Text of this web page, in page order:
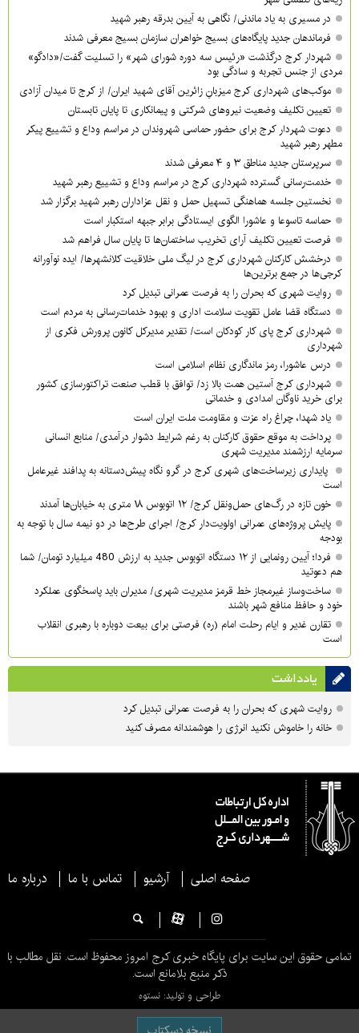
در مسیری به یاد ماندنی/ نگاهی به آیین بدرقه رهبر شهید
فرماندهان جدید پایگاه‌های بسیج خواهران سازمان بسیج معرفی شدند
شهردار کرج درگذشت «رئیس سه دوره شورای شهر» را تسلیت گفت/«دادگو»
مردی از جنس تجربه و سادگی بود
موکب‌های شهرداری کرج میزبانِ زائرین آقای شهید ایران/ از کرج تا میدان آزادی
تعیین تکلیف وضعیت نیروهای شرکتی و پیمانکاری تا پایان تابستان
دعوت شهردار کرج برای حضور حماسی شهروندان در مراسم وداع و تشییع پیکر
مطهر رهبر شهید
سرپرستان جدید مناطق ۳ و ۴ معرفی شدند
خدمت‌رسانی گسترده شهرداری کرج در مراسم وداع و تشییع رهبر شهید
نخستین جلسه هماهنگی تسهیل حمل و نقل عزاداران رهبر شهید برگزار شد
حماسه تاسوعا و عاشورا الگوی ایستادگی برابر جبهه استکبار است
فرصت تعیین تکلیف آرای تخریب ساختمان‌ها تا پایان سال فراهم شد
درخشش کارکنان شهرداری کرج در لیگ ملی خلاقیت کلانشهرها/ ایده نوآورانه
کرجی‌ها در جمع برترین‌ها
روایت شهری که بحران را به فرصت عمرانی تبدیل کرد
دستگاه قضا عامل تقویت سلامت اداری و بهبود خدمات‌رسانی به مردم است
شهرداری کرج پای کار کودکان است/ تقدیر مدیرکل کانون پرورش فکری از
شهرداری
درس عاشورا، رمز ماندگاری نظام اسلامی است
شهرداری کرج آستین همت بالا زد/ توافق با قطب صنعت تراکتورسازی کشور
برای خرید ناوگان امدادی و خدماتی
یاد شهدا، چراغ راه عزت و مقاومت ملت ایران است
پرداخت به موقع حقوق کارکنان به رغم شرایط دشوار درآمدی/ منابع انسانی
سرمایه ارزشمند مدیریت شهری
پایداری زیرساخت‌های شهری کرج در گرو نگاه پیش‌دستانه به پدافند غیرعامل
است
خون تازه در رگ‌های حمل‌ونقل کرج/ ۱۲ اتوبوس ۱۸ متری به خیابان‌ها آمدند
پایش پروژه‌های عمرانی اولویت‌دار کرج/ اجرای طرح‌ها در دو نیمه سال با توجه به
بودجه
فردا؛ آیین رونمایی از ۱۲ دستگاه اتوبوس جدید به ارزش 480 میلیارد تومان/ شما
هم دعوتید
ساخت‌وساز غیرمجاز خط قرمز مدیریت شهری‌/ مدیران باید پاسخگوی عملکرد
خود و حافظ منافع شهر باشند
تقارن غدیر و ایام رحلت امام (ره) فرصتی برای بیعت دوباره با رهبری انقلاب
است
یادداشت
روایت شهری که بحران را به فرصت عمرانی تبدیل کرد
خانه را خاموش نکنید انرژی را هوشمندانه مصرف کنید
صفحه اصلی آرشیو تماس با ما درباره ما
تمامی حقوق این سایت برای پایگاه خبری کرج امروز محفوظ است. نقل مطالب با
ذکر منبع بلامانع است.
طراحی و تولید: نستوه